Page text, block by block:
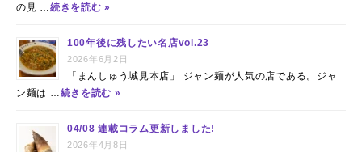
の見 …続きを読む »
100年後に残したい名店vol.23
2026年6月2日
「まんしゅう城見本店」 ジャン麺が人気の店である。ジャ
ン麺は …続きを読む »
04/08 連載コラム更新しました!
2026年4月8日